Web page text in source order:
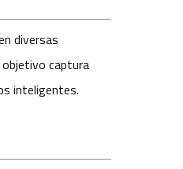
diversas
captura
inteligentes.